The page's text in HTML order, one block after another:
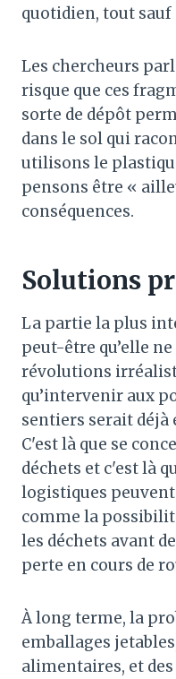
quotidien, tout
Les chercheurs
risque que ces
sorte de dépôt
dans le sol qui
utilisons le
pensons être «
conséquences.
Solutions
La partie la plus
peut-être qu’elle
révolutions
qu’intervenir aux
sentiers serait déjà
C'est là que se
déchets et c'est là
logistiques
comme la
les déchets avant
perte en cours de
À long terme, la
emballages
alimentaires, et